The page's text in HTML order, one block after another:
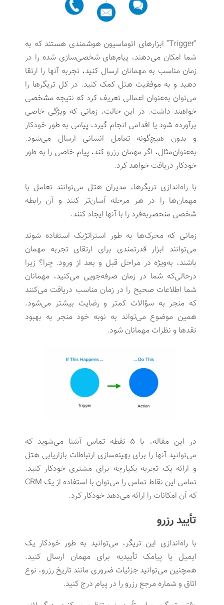
“Trigger” ابزارهای اتوماسیون هوشمندی هستند که به
شما امکان می‌دهند، پیام‌های شخصی‌سازی شده را در
زمان مناسب به مهمانان ارسال کنید، تجربه آنها را ارتقا
دهید و به موفقیت هتل کمک کنید. در کل تریگرها را
می‌توان به‌عنوان اعمالی تعریف کرد که نتیجه مشخصی
خواهند داشت. در این حالت، زمانی که ویژگی خاصی
برآورده شود یا اقدامی انجام گیرد، پیامی به طور خودکار
و بدون هیچ‌گونه تعامل انسانی ارسال می‌شود.
به‌عنوان‌مثال، اگر مهمان رزرو کند، پیام خاصی را به طور
خودکار دریافت خواهد کرد.
با راه‌اندازی تریگرها، مدیران هتل می‌توانند تعامل با
مهمان‌ها را در هر مرحله آسان‌تر کنند و آن رابطه
شخصی منحصربه‌فرد را با آنها ایجاد کنند.
زمانی که محرک‌ها به طور استراتژیک استفاده شوند
می‌توانند ابزار قدرتمندی برای ارتقای تجربه مهمان
باشند، به‌ویژه در مراحل قبل و بعد از ورود. چرا؟ زیرا
درحالی‌که شما در زمان صرفه‌جویی می‌کنید، مهمانان
شما اطلاعات صحیح را در زمان مناسب دریافت می‌کنند
که منجر به سؤالات کمتر و رضایت بیشتر می‌شود.
همین موضوع می‌تواند به نوبه خود منجر به بهبود
نقدها و نظرات مهمانان شود.
در این مقاله، با ۵ نقطه تماس آشنا می‌شوید که
می‌توانید آنها را برای بهینه‌سازی ارتباطات بازاریابی هتل
و ارائه یک تجربه یکپارچه برای مشتری خودکار کنید.
تمامی این نقاط تماس را می‌توان با استفاده از یک CRM
که آن امکانات را ارائه می‌دهد خودکار کرد.
تأیید رزرو
با راه‌اندازی این تریگر، می‌توانید به طور خودکار یک
ایمیل یا پیامک تأییدیه برای مهمان ارسال کنید.
همچنین می‌توانید جزئیات ضروری مانند تاریخ رزرو، نوع
اتاق و شماره مرجع رزرو را در پیام درج کنید.